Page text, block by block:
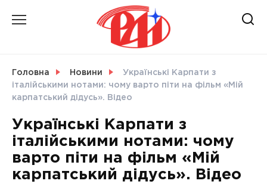
СВІТ
УКРАЇНА
Головна Новини
Українські Карпати з
італійськими нотами: чому варто піти на фільм «Мій
карпатський дідусь». Відео
Українські Карпати з
італійськими нотами: чому
варто піти на фільм «Мій
карпатський дідусь». Відео